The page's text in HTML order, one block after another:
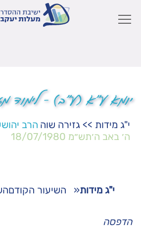
יומא ע"א (ע"ב) – לימוד
י"ג מידות >> גזירה שוה הרב
ה׳ באב ה׳תש״מ 18/07/1980
י"ג מידות« השיעור הקודם
הדפסה